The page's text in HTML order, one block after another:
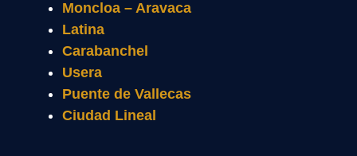
Moncloa – Aravaca
Latina
Carabanchel
Usera
Puente de Vallecas
Ciudad Lineal